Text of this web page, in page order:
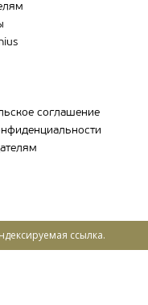
соглашение
ссылка.